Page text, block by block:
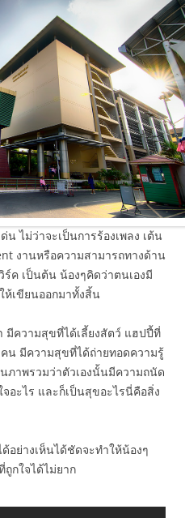
น ไม่ว่าจะเป็นการร้องเพลง เต้น
งานหรือความสามารถทางด้าน
ร์ค เป็นต้น น้องๆคิดว่าตนเองมี
เขียนออกมาทั้งสิ้น
มีความสุขที่ได้เลี้ยงสัตว์ แฮปปี้ที่
น มีความสุขที่ได้ถ่ายทอดความรู้
ภาพรวมว่าตัวเองนั้นมีความถนัด
อะไร และก็เป็นสุขอะไรนี่คือสิ่ง
อย่างเห็นได้ชัดจะทำให้น้องๆ
กใจได้ไม่ยาก